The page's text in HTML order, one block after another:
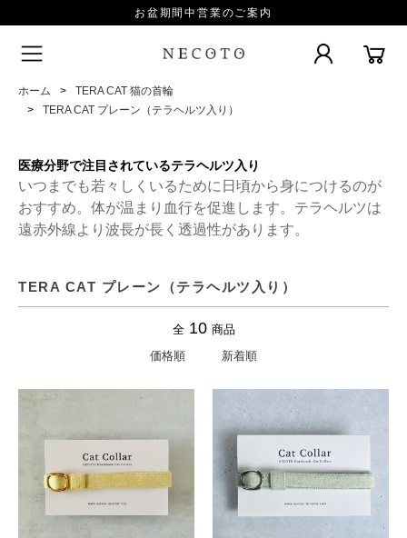
お盆期間中営業のご案内
ホーム
TERA CAT 猫の首輪
TERA CAT プレーン（テラヘルツ入り）
医療分野で注目されているテラヘルツ入り
いつまでも若々しくいるために日頃から身につけるのが
おすすめ。体が温まり血行を促進します。テラヘルツは
遠赤外線より波長が長く透過性があります。
TERA CAT プレーン（テラヘルツ入り）
全 10 商品
価格順
新着順